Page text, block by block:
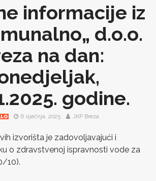
informacije iz
d.o.o.
na dan:
godine.
6 siječnja, 2025 JKP Breza
izvorišta je zadovoljavajući i
o zdravstvenoj ispravnosti vode za
10).